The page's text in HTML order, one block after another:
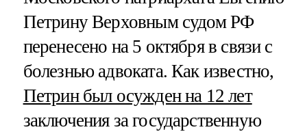
Петрину Верховным судом РФ
перенесено на 5 октября в связи с
болезнью адвоката. Как известно,
Петрин был осужден на 12 лет
заключения за государственную